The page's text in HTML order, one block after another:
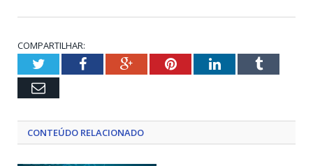
COMPARTILHAR:
TwitterFacebookGoogle+PinterestLinkedInTumblr
Email
CONTEÚDO RELACIONADO